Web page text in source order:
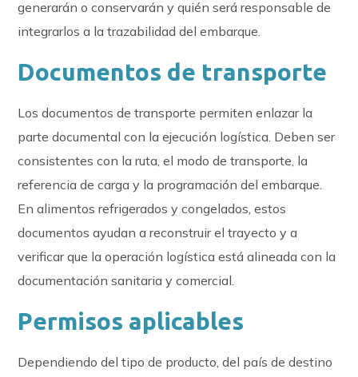
generarán o conservarán y quién será responsable de
integrarlos a la trazabilidad del embarque.
Documentos de transporte
Los documentos de transporte permiten enlazar la
parte documental con la ejecución logística. Deben ser
consistentes con la ruta, el modo de transporte, la
referencia de carga y la programación del embarque.
En alimentos refrigerados y congelados, estos
documentos ayudan a reconstruir el trayecto y a
verificar que la operación logística está alineada con la
documentación sanitaria y comercial.
Permisos aplicables
Dependiendo del tipo de producto, del país de destino